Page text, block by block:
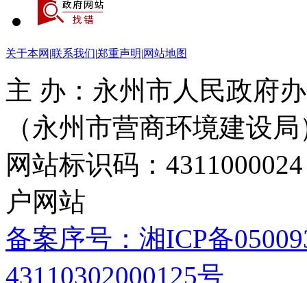
关于本网 |联系我们|郑重声明|网站地图
主 办：永州市人民政府
（永州市营商环境建设局
网站标识码：
户网站
备案序号：湘ICP备
43110302000125号